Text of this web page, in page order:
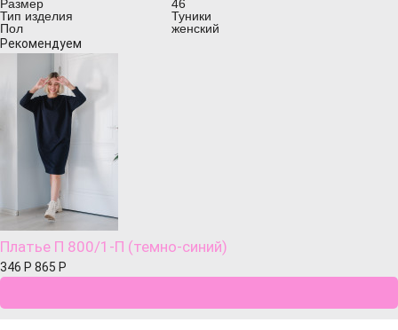
Размер
46
Тип изделия
Туники
Пол
женский
Рекомендуем
Платье П 800/1-П (темно-синий)
346 Р 865 Р